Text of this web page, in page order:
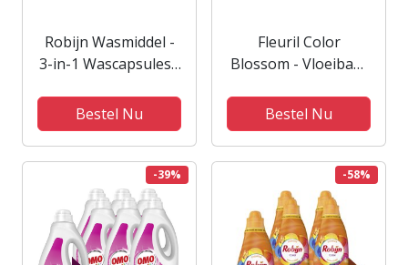
Robijn Wasmiddel -
3-in-1 Wascapsules -
120 Wasbeurten -
Voordeelverpakking
Bestel Nu
Fleuril Color
Blossom - Vloeibaar
Gekleurde Was -
Intense
Geurbeleving - 4x29
Wasbeurten -
Voordeelverpakking
Bestel Nu
-39% -58%